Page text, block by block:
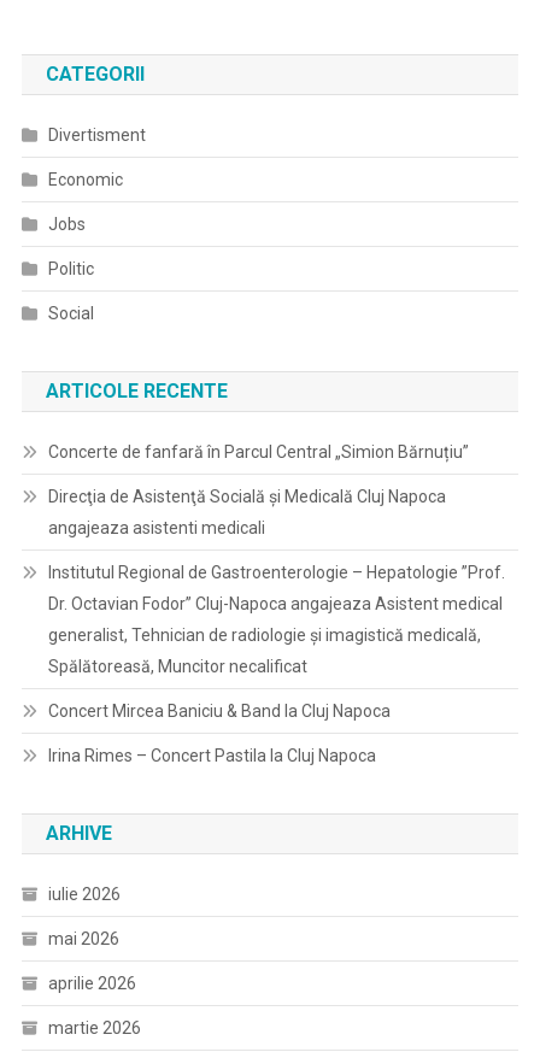
CATEGORII
Divertisment
Economic
Jobs
Politic
Social
ARTICOLE RECENTE
Concerte de fanfară în Parcul Central „Simion Bărnuțiu”
Direcţia de Asistenţă Socială şi Medicală Cluj Napoca
angajeaza asistenti medicali
Institutul Regional de Gastroenterologie – Hepatologie ”Prof.
Dr. Octavian Fodor” Cluj-Napoca angajeaza Asistent medical
generalist, Tehnician de radiologie și imagistică medicală,
Spălătoreasă, Muncitor necalificat
Concert Mircea Baniciu & Band la Cluj Napoca
Irina Rimes – Concert Pastila la Cluj Napoca
ARHIVE
iulie 2026
mai 2026
aprilie 2026
martie 2026